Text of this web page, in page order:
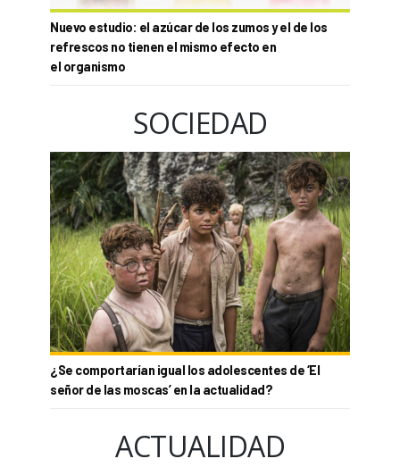
Nuevo estudio: el azúcar de los zumos y el de los
refrescos no tienen el mismo efecto en
el organismo
SOCIEDAD
¿Se comportarían igual los adolescentes de ‘El
señor de las moscas’ en la actualidad?
ACTUALIDAD